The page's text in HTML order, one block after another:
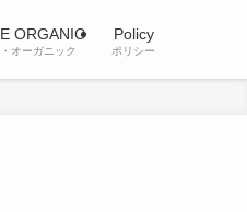
ORGANIC
オーガニック
Policy
ポリシー